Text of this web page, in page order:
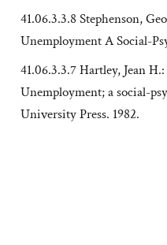
41.06.3.3.8 Stephenson,
Unemployment A Social-
41.06.3.3.7 Hartley, Jean
Unemployment; a social-
University Press. 1982.